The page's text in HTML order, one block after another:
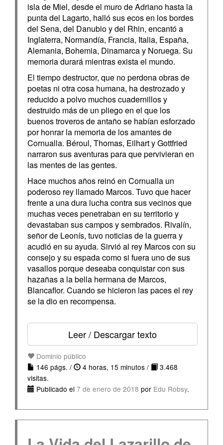
isla de Miel, desde el muro de Adriano hasta la
punta del Lagarto, halló sus ecos en los bordes
del Sena, del Danubio y del Rhin, encantó a
Inglaterra, Normandía, Francia, Italia, España,
Alemania, Bohemia, Dinamarca y Noruega. Su
memoria durará mientras exista el mundo.
El tiempo destructor, que no perdona obras de
poetas ni otra cosa humana, ha destrozado y
reducido a polvo muchos cuadernillos y
destruido más de un pliego en el que los
buenos troveros de antaño se habían esforzado
por honrar la memoria de los amantes de
Cornualla. Béroul, Thomas, Eilhart y Gottfried
narraron sus aventuras para que pervivieran en
las mentes de las gentes.
Hace muchos años reinó en Cornualla un
poderoso rey llamado Marcos. Tuvo que hacer
frente a una dura lucha contra sus vecinos que
muchas veces penetraban en su territorio y
devastaban sus campos y sembrados. Rivalín,
señor de Leonís, tuvo noticias de la guerra y
acudió en su ayuda. Sirvió al rey Marcos con su
consejo y su espada como si fuera uno de sus
vasallos porque deseaba conquistar con sus
hazañas a la bella hermana de Marcos,
Blancaflor. Cuando se hicieron las paces el rey
se la dio en recompensa.
Leer / Descargar texto
Dominio público
146 págs. /
4 horas, 15 minutos /
3.468
visitas.
Publicado el 7 de enero de 2018 por Edu Robsy.